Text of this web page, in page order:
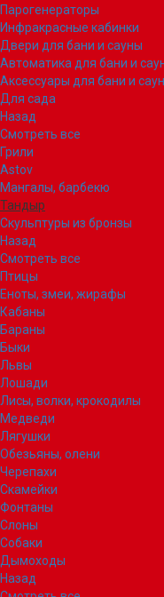
Парогенераторы
Инфракрасные кабинки
Двери для бани и сауны
Автоматика для бани и
Аксессуары для бани и
Для сада
Назад
Смотреть все
Грили
Astov
Мангалы, барбекю
Тандыр
Скульптуры из бронзы
Назад
Смотреть все
Птицы
Еноты, змеи, жирафы
Кабаны
Бараны
Быки
Львы
Лошади
Лисы, волки, крокодилы
Медведи
Лягушки
Обезьяны, олени
Черепахи
Скамейки
Фонтаны
Слоны
Собаки
Дымоходы
Назад